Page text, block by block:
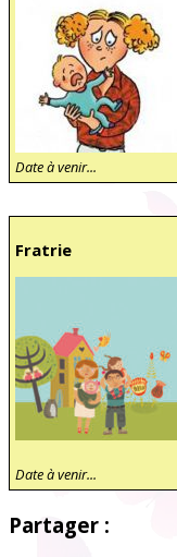
Date à venir...
Fratrie
Date à venir...
Partager :